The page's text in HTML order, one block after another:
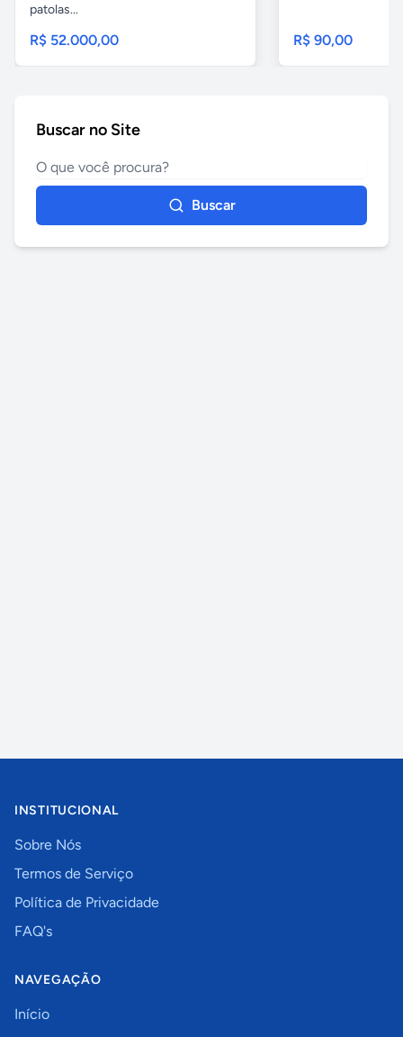
patolas...
R$ 52.000,00 R$ 90,00
Buscar no Site
Buscar
INSTITUCIONAL
Sobre Nós
Termos de Serviço
Política de Privacidade
FAQ's
NAVEGAÇÃO
Início